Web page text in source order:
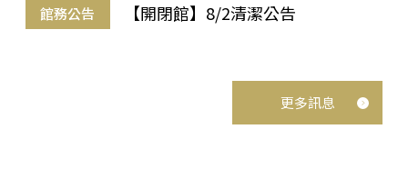
館務公告 【開閉館】8/2清潔公告
更多訊息